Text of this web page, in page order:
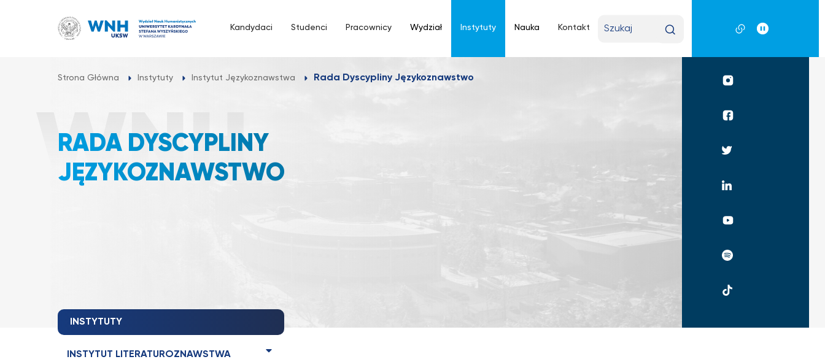
Kandydaci Studenci Pracownicy Wydział Instytuty Nauka Kontakt
wyszukiwaną
Strona Główna Instytuty Instytut Językoznawstwa Rada Dyscypliny Językoznawstwo
RADA DYSCYPLINY
JĘZYKOZNAWSTWO
Profil
Profil
Profil
Profil
Linkedin
UKSW
UKSW
UKSW
INSTYTUTY
INSTYTUT LITERATUROZNAWSTWA